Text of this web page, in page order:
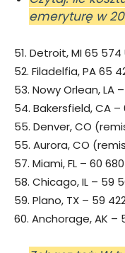
emeryturę w
51. Detroit, MI 65 574
52. Filadelfia, PA 65
53. Nowy Orlean, LA
54. Bakersfield, CA –
55. Denver, CO
55. Aurora, CO
57. Miami, FL – 60 680
58. Chicago, IL – 59
59. Plano, TX – 59
60. Anchorage, AK –